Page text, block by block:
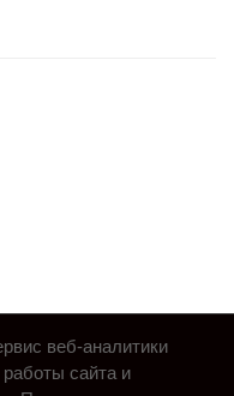
веб-аналитики
сайта и